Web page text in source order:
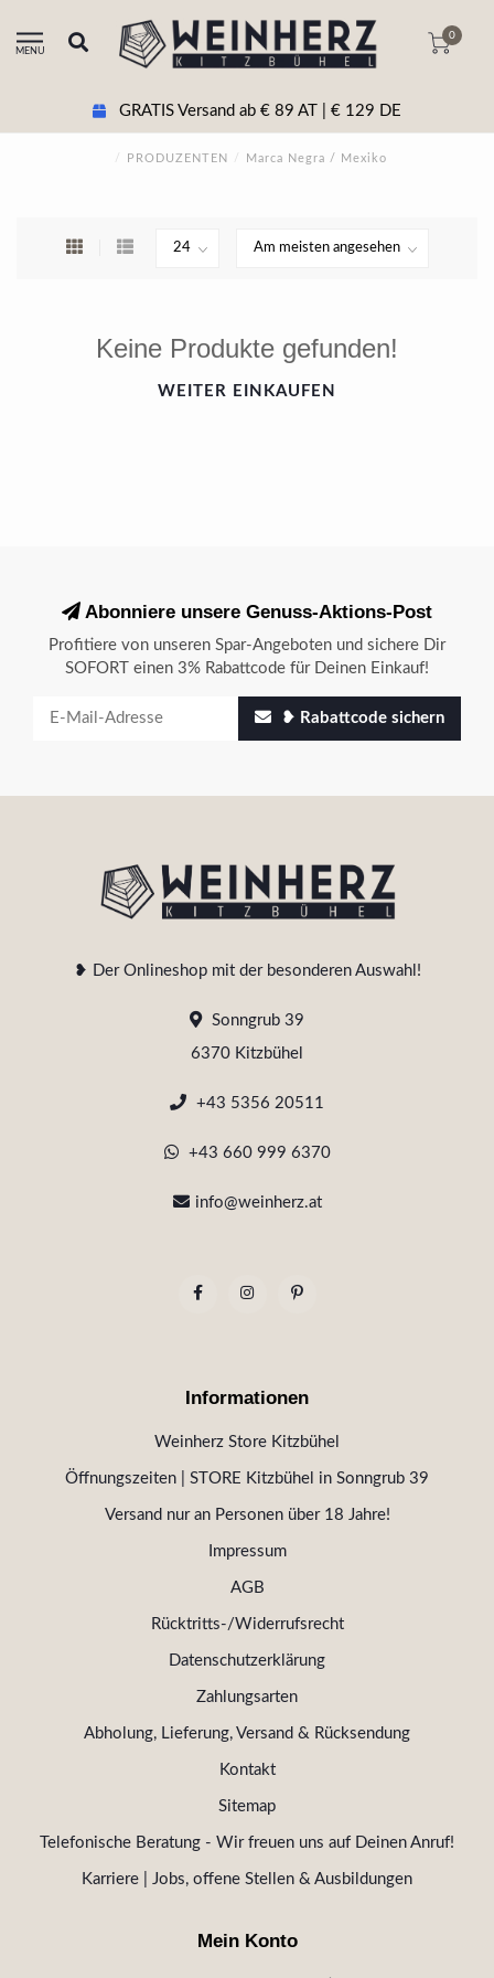
MENU
0
GRATIS Versand ab € 89 AT | € 129 DE
/ PRODUZENTEN / Marca Negra / Mexiko
Keine Produkte gefunden!
WEITER EINKAUFEN
Abonniere unsere Genuss-Aktions-Post
Profitiere von unseren Spar-Angeboten und sichere Dir
SOFORT einen 3% Rabattcode für Deinen Einkauf!
❥ Rabattcode sichern
❥ Der Onlineshop mit der besonderen Auswahl!
Sonngrub 39
6370 Kitzbühel
+43 5356 20511
+43 660 999 6370
info@weinherz.at
Informationen
Weinherz Store Kitzbühel
Öffnungszeiten | STORE Kitzbühel in Sonngrub 39
Versand nur an Personen über 18 Jahre!
Impressum
AGB
Rücktritts-/Widerrufsrecht
Datenschutzerklärung
Zahlungsarten
Abholung, Lieferung, Versand & Rücksendung
Kontakt
Sitemap
Telefonische Beratung - Wir freuen uns auf Deinen Anruf!
Karriere | Jobs, offene Stellen & Ausbildungen
Mein Konto